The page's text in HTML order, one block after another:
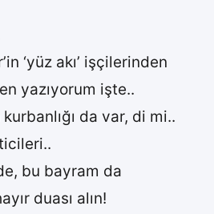
‘yüz akı’ işçilerinden
yazıyorum işte..
da var, di mi..
bu bayram da
duası alın!